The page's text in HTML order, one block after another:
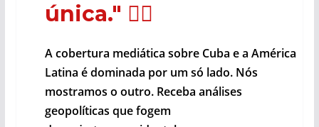
única." 🕵️‍♂️
A cobertura mediática sobre Cuba e a América
Latina é dominada por um só lado. Nós
mostramos o outro. Receba análises
geopolíticas que fogem